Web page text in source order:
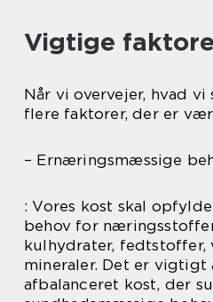
Vigtige
Når vi overvejer, hvad vi
flere faktorer, der er
– Ernæringsmæssige
: Vores kost skal
behov for
kulhydrater, fedtstoffer,
mineraler. Det er vigtigt
afbalanceret kost, der